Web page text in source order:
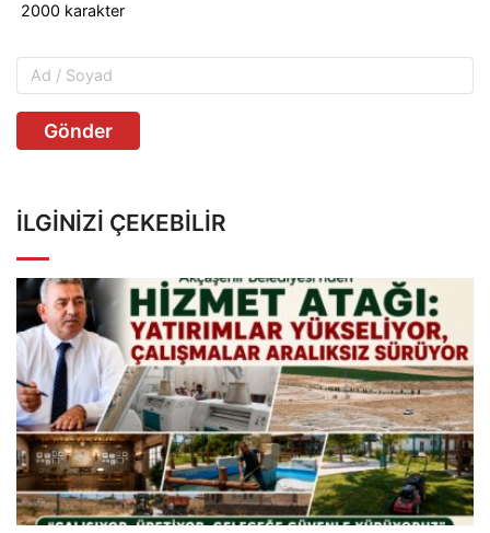
Gönder
İLGINIZI ÇEKEBILIR